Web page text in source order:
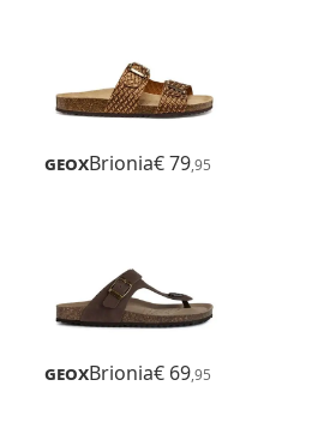
GeoxBrionia€ 79,95
GeoxBrionia€ 69,95